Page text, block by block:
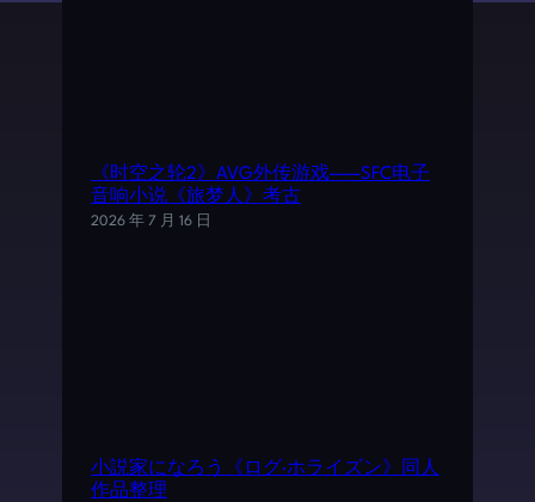
《时空之轮2》AVG外传游戏——SFC电子
音响小说《旅梦人》考古
2026 年 7 月 16 日
小説家になろう《ログ·ホライズン》同人
作品整理